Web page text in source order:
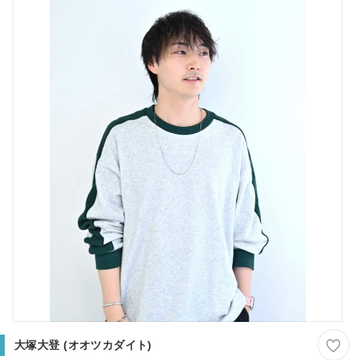
大塚大登 (オオツカダイト)